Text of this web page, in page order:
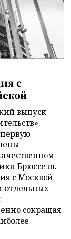
с
выпуск
Брюсселя.
с Москвой
отдельных
сокращая